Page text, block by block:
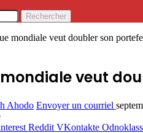
Rechercher
mondiale veut doubler son
veut
Ahodo Envoyer un courriel
Reddit VKontakte